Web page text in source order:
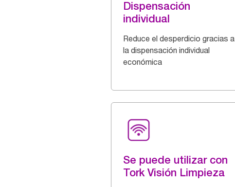
Dispensación
individual
Reduce el desperdicio gracias a
la dispensación individual
económica
Se puede utilizar con
Tork Visión Limpieza